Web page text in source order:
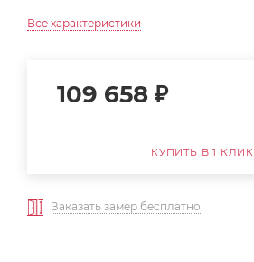
Все характеристики
109 658 ₽
КУПИТЬ В 1 КЛИК
Заказать замер бесплатно